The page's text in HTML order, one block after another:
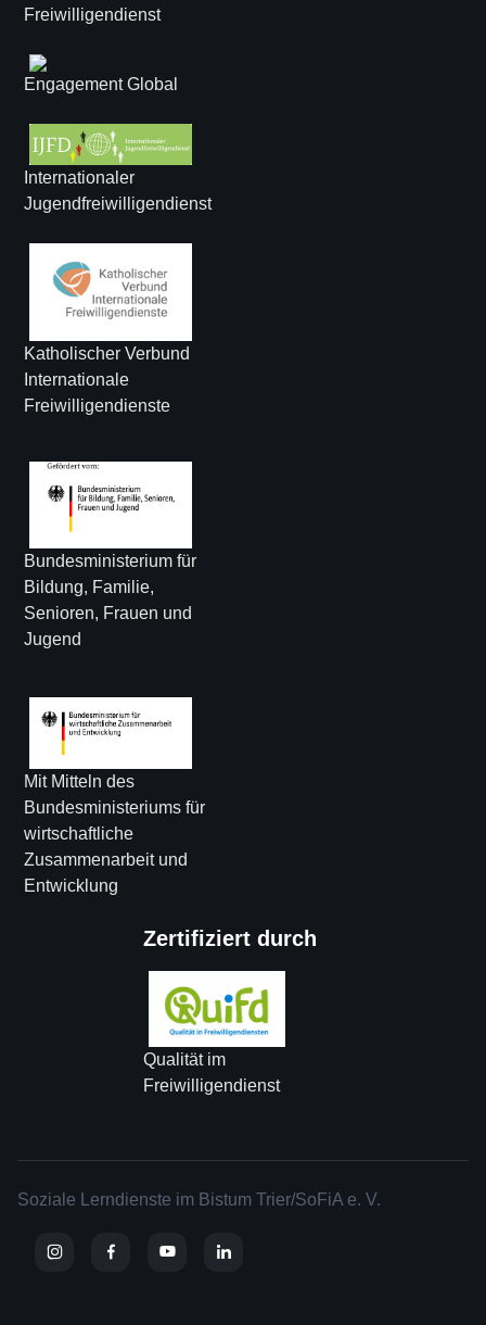
Freiwilligendienst
Engagement Global
Internationaler
Jugendfreiwilligendienst
Katholischer Verbund
Internationale
Freiwilligendienste
Bundesministerium für
Bildung, Familie,
Senioren, Frauen und
Jugend
Mit Mitteln des
Bundesministeriums für
wirtschaftliche
Zusammenarbeit und
Entwicklung
Zertifiziert durch
Qualität im
Freiwilligendienst
Soziale Lerndienste im Bistum Trier/SoFiA e. V.